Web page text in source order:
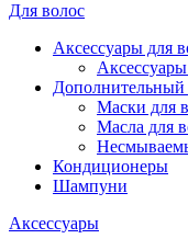
Для волос
Аксессуары для
Дополнительный
Маски для
Масла для
Кондиционеры
Шампуни
Аксессуары